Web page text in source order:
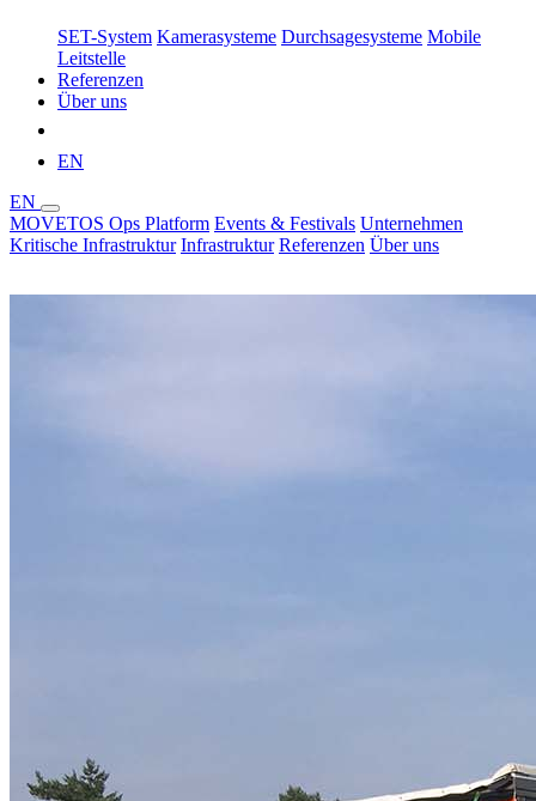
SET-System Kamerasysteme Durchsagesysteme Mobile
Leitstelle
Referenzen
Über uns
EN
EN
MOVETOS Ops Platform Events & Festivals Unternehmen
Kritische Infrastruktur Infrastruktur Referenzen Über uns